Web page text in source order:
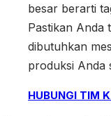
besar berarti
Pastikan Anda
dibutuhkan
produksi Anda
HUBUNGI TIM